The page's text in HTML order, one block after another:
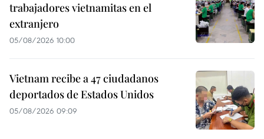
trabajadores vietnamitas en el
extranjero
05/08/2026 10:00
Vietnam recibe a 47 ciudadanos
deportados de Estados Unidos
05/08/2026 09:09